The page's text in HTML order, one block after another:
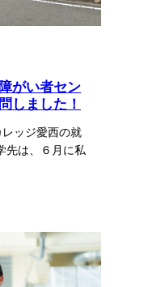
がい者セン
しました！
ッジ愛西の就
先は、６月に私